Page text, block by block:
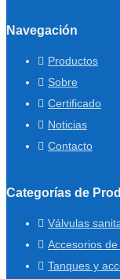
Navegación
Productos
Sobre
Certificado
Noticias
Contacto
Categorías de
Válvulas
Accesorios
Tanques y